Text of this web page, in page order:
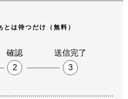
とは待つだけ（無料）
確認
2
送信完了
3